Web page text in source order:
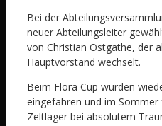
Bei der
neuer Abteilungsleiter
von Christian Ostgathe, der
Hauptvorstand wechselt.
Beim Flora Cup wurden
eingefahren und im
Zeltlager bei absolutem